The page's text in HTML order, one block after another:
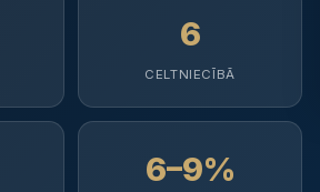
6
CELTNIECĪBĀ
6–9%